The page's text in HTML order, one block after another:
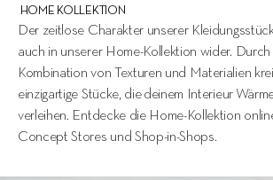
HOME KOLLEKTION
Der zeitlose Charakter unserer
auch in unserer Home-Kollektion wider.
Kombination von Texturen und Materialien
einzigartige Stücke, die deinem Interieur
verleihen. Entdecke die Home-Kollektion
Concept Stores und Shop-in-Shops.